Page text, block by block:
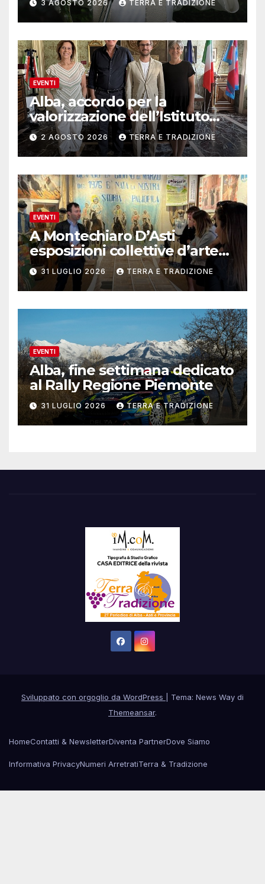
3 AGOSTO 2026 TERRA E TRADIZIONE
EVENTI
Alba, accordo per la
valorizzazione dell’Istituto
musicale Rocca
2 AGOSTO 2026 TERRA E TRADIZIONE
EVENTI
A Montechiaro D’Asti
esposizioni collettive d’arte
contemporanea
31 LUGLIO 2026 TERRA E TRADIZIONE
EVENTI
Alba, fine settimana dedicato
al Rally Regione Piemonte
31 LUGLIO 2026 TERRA E TRADIZIONE
Sviluppato con orgoglio da WordPress
Tema: News Way di
Themeansar.
HomeContatti & NewsletterDiventa PartnerDove Siamo
Informativa PrivacyNumeri ArretratiTerra & Tradizione